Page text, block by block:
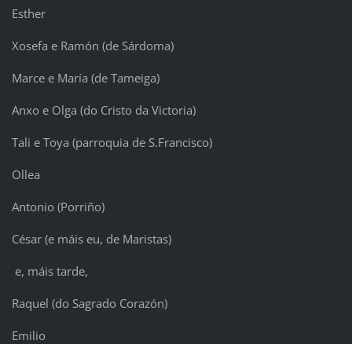
Esther
Xosefa e Ramón (de Sárdoma)
Marce e María (de Tameiga)
Anxo e Olga (do Cristo da Victoria)
Tali e Toya (parroquia de S.Francisco)
Ollea
Antonio (Porriño)
César (e máis eu, de Maristas)
e, máis tarde,
Raquel (do Sagrado Corazón)
Emilio